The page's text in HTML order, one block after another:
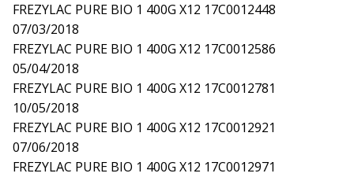
FREZYLAC PURE BIO 1 400G X12 17C0012448
07/03/2018
FREZYLAC PURE BIO 1 400G X12 17C0012586
05/04/2018
FREZYLAC PURE BIO 1 400G X12 17C0012781
10/05/2018
FREZYLAC PURE BIO 1 400G X12 17C0012921
07/06/2018
FREZYLAC PURE BIO 1 400G X12 17C0012971